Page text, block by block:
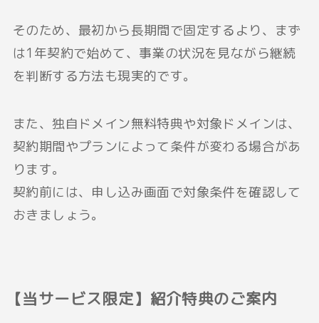
そのため、最初から長期間で固定するより、まず
は1年契約で始めて、事業の状況を見ながら継続
を判断する方法も現実的です。
また、独自ドメイン無料特典や対象ドメインは、
契約期間やプランによって条件が変わる場合があ
ります。
契約前には、申し込み画面で対象条件を確認して
おきましょう。
【当サービス限定】紹介特典のご案内